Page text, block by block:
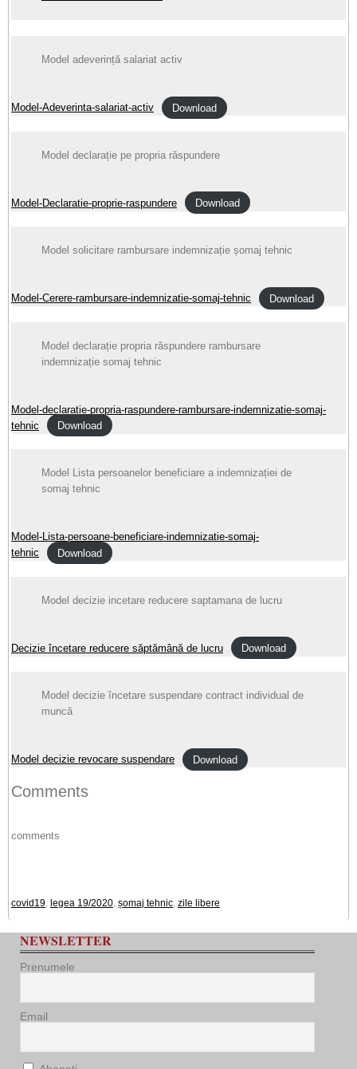
Model adeverință salariat activ
Model-Adeverinta-salariat-activ Download
Model declarație pe propria răspundere
Model-Declaratie-proprie-raspundere Download
Model solicitare rambursare indemnizație șomaj tehnic
Model-Cerere-rambursare-indemnizatie-somaj-tehnic Download
Model declarație propria răspundere rambursare
indemnizație somaj tehnic
Model-declaratie-propria-raspundere-rambursare-indemnizatie-somaj-
tehnic
Download
Model Lista persoanelor beneficiare a indemnizației de
somaj tehnic
Model-Lista-persoane-beneficiare-indemnizatie-somaj-
tehnic
Download
Model decizie incetare reducere saptamana de lucru
Decizie încetare reducere săptămână de lucru Download
Model decizie încetare suspendare contract individual de
muncă
Model decizie revocare suspendare Download
Comments
comments
covid19 legea 19/2020 șomaj tehnic zile libere
NEWSLETTER
Prenumele
Email